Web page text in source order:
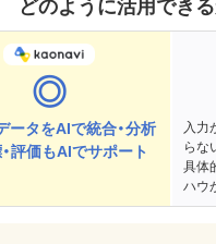
◎
ータをAIで統合・分析
評価もAIでサポート
入力
らな
具体
ハウ